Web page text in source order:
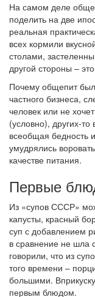
На самом деле
поделить на две
реальная
всех кормили
столами,
другой стороны –
Почему общепит
частного бизнеса,
человек или не
(условно), других-
всеобщая бедность
умудрялись
качестве питания.
Первые
Из «супов СССР»
капусты, красный
суп с добавлением
в сравнение не
говорили, что из
того времени –
большими.
первым блюдом.